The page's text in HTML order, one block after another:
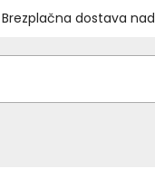
Brezplačna dostava